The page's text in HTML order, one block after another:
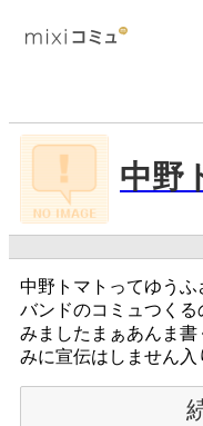
中野
中野トマトってゆう
バンドのコミュつく
みましたまぁあんま
みに宣伝はしません